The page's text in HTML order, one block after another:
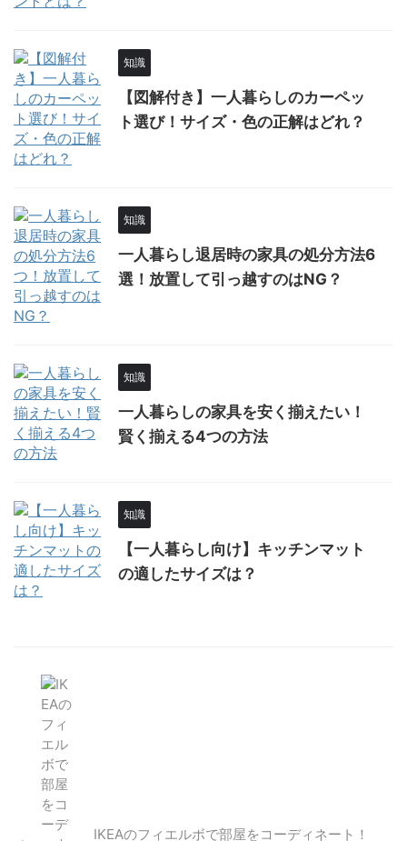
知識
【図解付き】一人暮らしのカーペッ
ト選び！サイズ・色の正解はどれ？
知識
一人暮らし退居時の家具の処分方法6
選！放置して引っ越すのはNG？
知識
一人暮らしの家具を安く揃えたい！
賢く揃える4つの方法
知識
【一人暮らし向け】キッチンマット
の適したサイズは？
IKEAのフィエルボで部屋をコーディネート！